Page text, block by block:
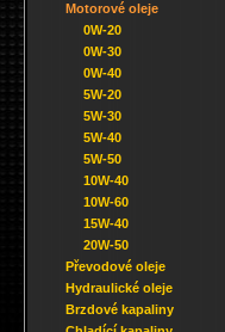
Motorové oleje
0W-20
0W-30
0W-40
5W-20
5W-30
5W-40
5W-50
10W-40
10W-60
15W-40
20W-50
Převodové oleje
Hydraulické oleje
Brzdové kapaliny